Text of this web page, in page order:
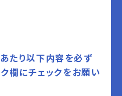
たり以下内容を必ず
欄にチェックをお願い